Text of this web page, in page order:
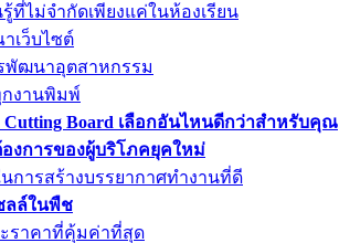
ที่ไม่จำกัดเพียงแค่ในห้องเรียน
เว็บไซต์
พัฒนาอุตสาหกรรม
กงานพิมพ์
Cutting Board เลือกอันไหนดีกว่าสำหรับคุณ
งการของผู้บริโภคยุคใหม่
ารสร้างบรรยากาศทำงานที่ดี
ลล์ในพืช
ราคาที่คุ้มค่าที่สุด